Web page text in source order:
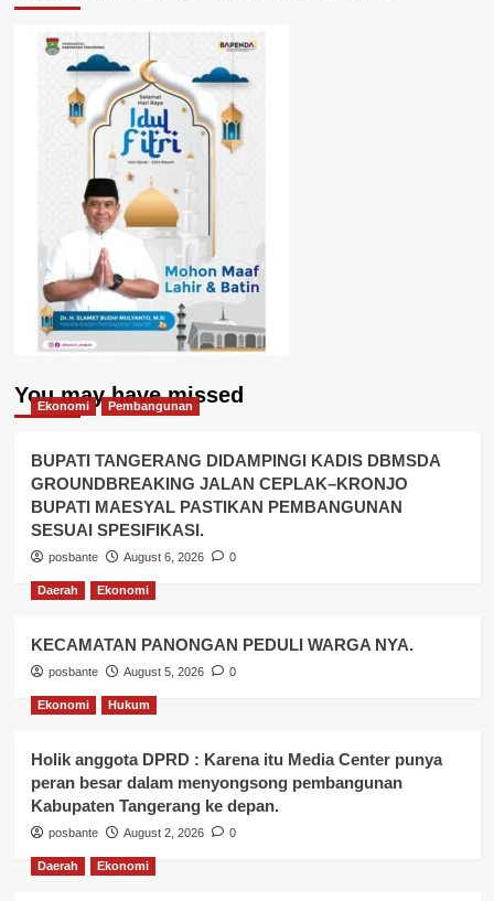
You may have missed
Ekonomi Pembangunan
BUPATI TANGERANG DIDAMPINGI KADIS DBMSDA
GROUNDBREAKING JALAN CEPLAK–KRONJO
BUPATI MAESYAL PASTIKAN PEMBANGUNAN
SESUAI SPESIFIKASI.
posbante August 6, 2026 0
Daerah Ekonomi
KECAMATAN PANONGAN PEDULI WARGA NYA.
posbante August 5, 2026 0
Ekonomi Hukum
Holik anggota DPRD : Karena itu Media Center punya
peran besar dalam menyongsong pembangunan
Kabupaten Tangerang ke depan.
posbante August 2, 2026 0
Daerah Ekonomi